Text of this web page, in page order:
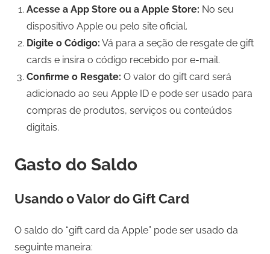
Acesse a App Store ou a Apple Store: No seu
dispositivo Apple ou pelo site oficial.
Digite o Código: Vá para a seção de resgate de gift
cards e insira o código recebido por e-mail.
Confirme o Resgate: O valor do gift card será
adicionado ao seu Apple ID e pode ser usado para
compras de produtos, serviços ou conteúdos
digitais.
Gasto do Saldo
Usando o Valor do Gift Card
O saldo do “gift card da Apple” pode ser usado da
seguinte maneira: